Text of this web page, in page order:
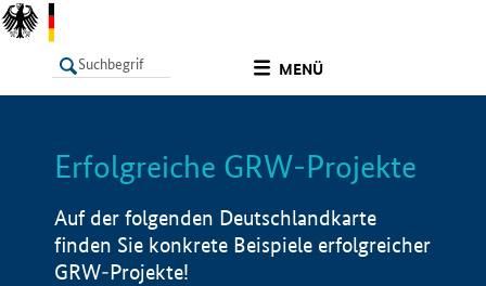
MENÜ
LISTE Info
Erfolgreiche GRW-Projekte
Auf der folgenden Deutschlandkarte
finden Sie konkrete Beispiele erfolgreicher
GRW-Projekte!